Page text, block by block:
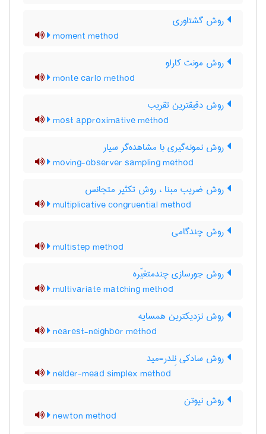
روش گشتاوری
moment method
روش مونت کارلو
monte carlo method
روش دقیقترین تقریب
most approximative method
روش نمونه‌گیری با مشاهده‌گر سیار
moving-observer sampling method
روش ضریب مبنا ، روش تکثیر متجانس
multiplicative congruential method
روش چندگامی
multistep method
روش جورسازی چندمتغیّره
multivariate matching method
روش نزدیکترین همسایه
nearest-neighbor method
روش سادکی نِلدر-مید
nelder-mead simplex method
روش نیوتن
newton method